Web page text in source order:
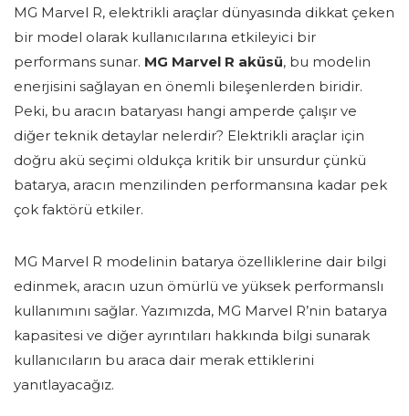
MG Marvel R, elektrikli araçlar dünyasında dikkat çeken
bir model olarak kullanıcılarına etkileyici bir
performans sunar. MG Marvel R aküsü, bu modelin
enerjisini sağlayan en önemli bileşenlerden biridir.
Peki, bu aracın bataryası hangi amperde çalışır ve
diğer teknik detaylar nelerdir? Elektrikli araçlar için
doğru akü seçimi oldukça kritik bir unsurdur çünkü
batarya, aracın menzilinden performansına kadar pek
çok faktörü etkiler.
MG Marvel R modelinin batarya özelliklerine dair bilgi
edinmek, aracın uzun ömürlü ve yüksek performanslı
kullanımını sağlar. Yazımızda, MG Marvel R’nin batarya
kapasitesi ve diğer ayrıntıları hakkında bilgi sunarak
kullanıcıların bu araca dair merak ettiklerini
yanıtlayacağız.